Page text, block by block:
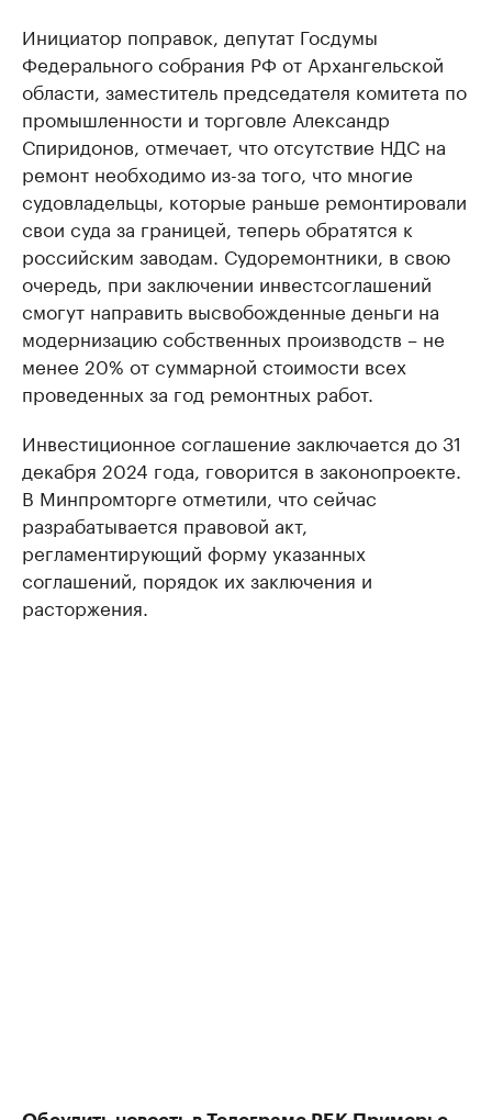
Инициатор поправок, депутат Госдумы
Федерального собрания РФ от Архангельской
области, заместитель председателя комитета по
промышленности и торговле Александр
Спиридонов, отмечает, что отсутствие НДС на
ремонт необходимо из-за того, что многие
судовладельцы, которые раньше ремонтировали
свои суда за границей, теперь обратятся к
российским заводам. Судоремонтники, в свою
очередь, при заключении инвестсоглашений
смогут направить высвобожденные деньги на
модернизацию собственных производств – не
менее 20% от суммарной стоимости всех
проведенных за год ремонтных работ.
Инвестиционное соглашение заключается до 31
декабря 2024 года, говорится в законопроекте.
В Минпромторге отметили, что сейчас
разрабатывается правовой акт,
регламентирующий форму указанных
соглашений, порядок их заключения и
расторжения.